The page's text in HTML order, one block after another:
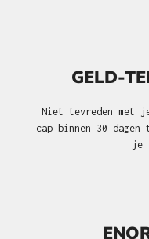
GELD-
Niet tevreden met
cap binnen 30
je